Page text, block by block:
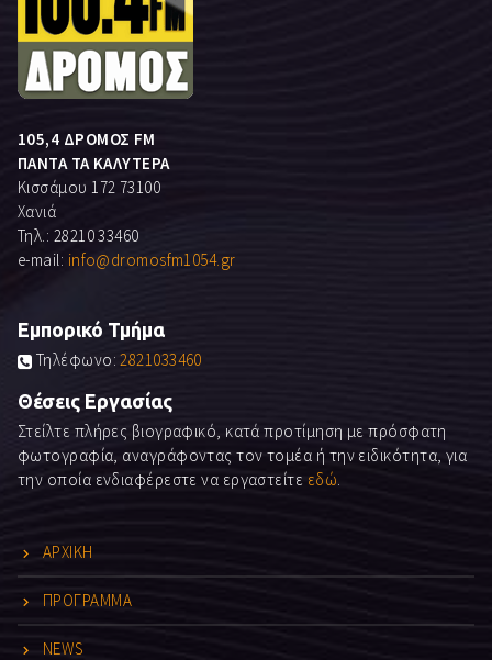
105,4 ΔΡΟΜΟΣ FM
ΠΑΝΤΑ ΤΑ ΚΑΛΥΤΕΡΑ
Κισσάμου 172 73100
Χανιά
Τηλ.: 28210 33460
e-mail: info@dromosfm1054.gr
Εμπορικό Τμήμα
Τηλέφωνο:2821033460
Θέσεις Εργασίας
Στείλτε πλήρες βιογραφικό, κατά προτίμηση με πρόσφατη
φωτογραφία, αναγράφοντας τον τομέα ή την ειδικότητα, για
την οποία ενδιαφέρεστε να εργαστείτε εδώ.
ΑΡΧΙΚΗ
ΠΡΟΓΡΑΜΜΑ
NEWS